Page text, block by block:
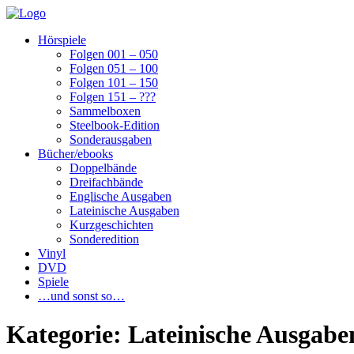
Hörspiele
Folgen 001 – 050
Folgen 051 – 100
Folgen 101 – 150
Folgen 151 – ???
Sammelboxen
Steelbook-Edition
Sonderausgaben
Bücher/ebooks
Doppelbände
Dreifachbände
Englische Ausgaben
Lateinische Ausgaben
Kurzgeschichten
Sonderedition
Vinyl
DVD
Spiele
…und sonst so…
Kategorie: Lateinische